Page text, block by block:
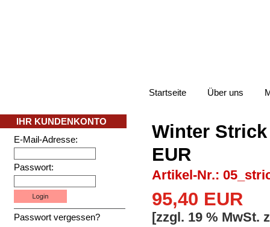
Startseite Über uns
IHR KUNDENKONTO
E-Mail-Adresse:
Passwort:
Passwort vergessen?
Winter
EUR
Artikel-Nr.:
95,40 EUR
[zzgl. 19 % MwSt.